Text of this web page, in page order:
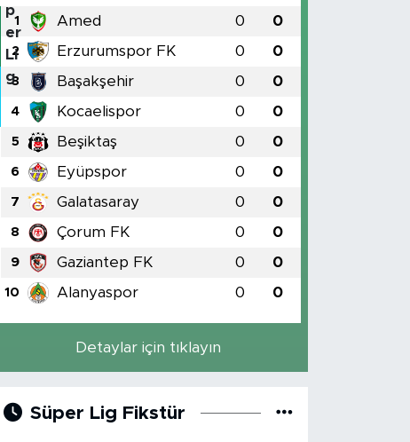
1 Amed 0 0
2 Erzurumspor FK 0 0
3 Başakşehir 0 0
4 Kocaelispor 0 0
5 Beşiktaş 0 0
6 Eyüpspor 0 0
7 Galatasaray 0 0
8 Çorum FK 0 0
9 Gaziantep FK 0 0
10 Alanyaspor 0 0
Detaylar için tıklayın
Süper Lig Fikstür